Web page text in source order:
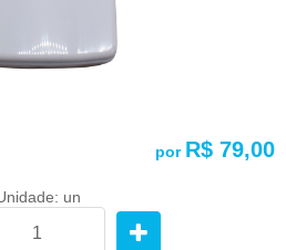
por R$ 79,00
un